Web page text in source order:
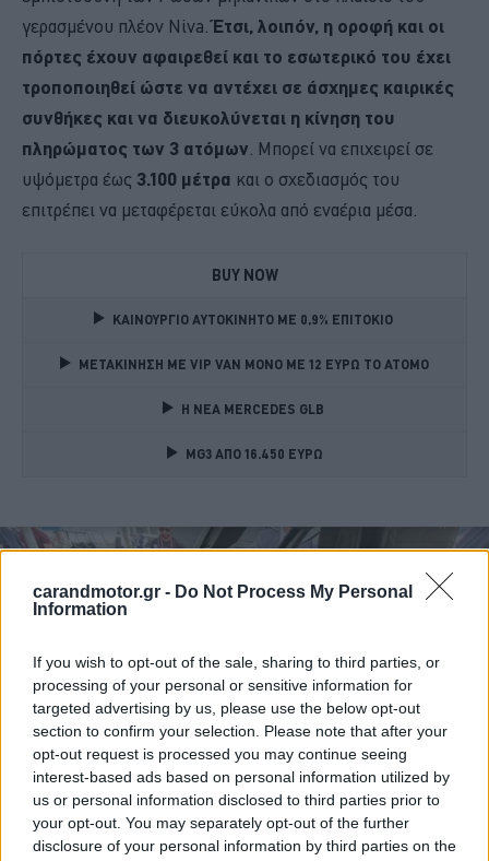
carandmotor.gr - Do Not Process My Personal
Information
If you wish to opt-out of the sale, sharing to third parties, or
processing of your personal or sensitive information for
targeted advertising by us, please use the below opt-out
section to confirm your selection. Please note that after your
opt-out request is processed you may continue seeing
interest-based ads based on personal information utilized by
us or personal information disclosed to third parties prior to
your opt-out. You may separately opt-out of the further
disclosure of your personal information by third parties on the
γερασμένου πλέον Niva.Έτσι, λοιπόν, η οροφή και οι
πόρτες έχουν αφαιρεθεί και το εσωτερικό του έχει
τροποποιηθεί ώστε να αντέχει σε άσχημες καιρικές
συνθήκες και να διευκολύνεται η κίνηση του
πληρώματος των 3 ατόμων . Μπορεί να επιχειρεί σε
υψόμετρα έως 3.100 μέτρα και ο σχεδιασμός του
επιτρέπει να μεταφέρεται εύκολα από εναέρια μέσα.
BUY NOW
ΚΑΙΝΟΥΡΓΙΟ ΑΥΤΟΚΙΝΗΤΟ ΜΕ 0,9% ΕΠΙΤΟΚΙΟ
ΜΕΤΑΚΙΝΗΣΗ ΜΕ VIP VAN ΜΟΝΟ ΜΕ 12 ΕΥΡΩ ΤΟ ΑΤΟΜΟ
Η ΝΕΑ MERCEDES GLB
MG3 ΑΠΟ 16.450 ΕΥΡΩ